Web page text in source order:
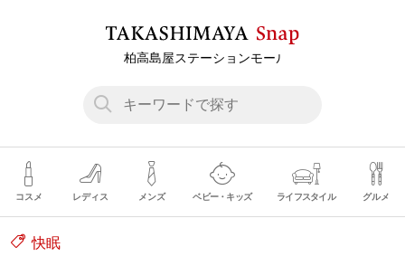
コスメ レディス メンズ ベビー・キッズ ライフスタイル グルメ
快眠